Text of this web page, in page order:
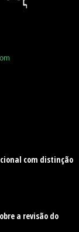
com distinção
a revisão do